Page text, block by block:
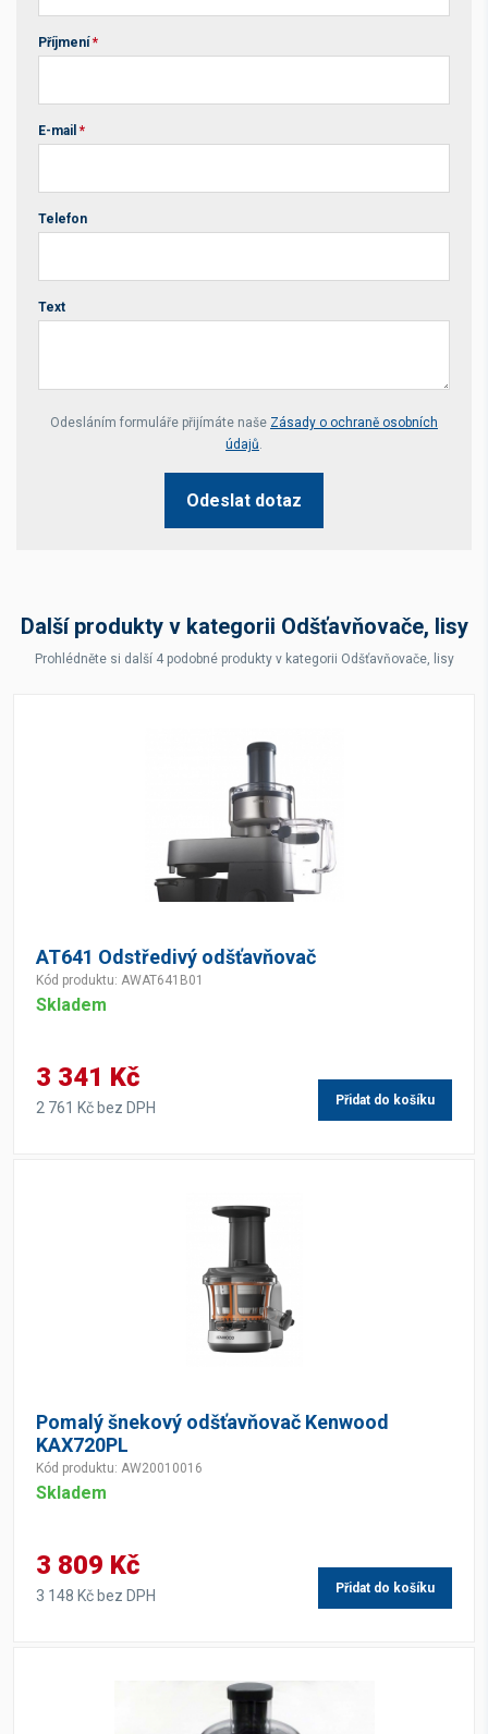
Příjmení *
E-mail *
Telefon
Text
Your website *
Odesláním formuláře přijímáte naše Zásady o ochraně osobních
údajů.
Odeslat dotaz
Další produkty v kategorii Odšťavňovače, lisy
Prohlédněte si další 4 podobné produkty v kategorii Odšťavňovače, lisy
AT641 Odstředivý odšťavňovač
Kód produktu: AWAT641B01
Skladem
3 341 Kč
2 761 Kč bez DPH Přidat do košíku
Pomalý šnekový odšťavňovač Kenwood
KAX720PL
Kód produktu: AW20010016
Skladem
3 809 Kč
3 148 Kč bez DPH Přidat do košíku